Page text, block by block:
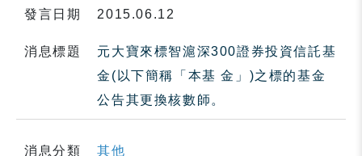
發言日期 2015.06.12
消息標題
元大寶來標智滬深300證券投資信託基
金(以下簡稱「本基 金」)之標的基金
公告其更換核數師。
消息分類 其他